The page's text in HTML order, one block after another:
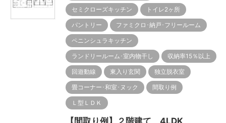
セミクローズキッチン トイレ2ヶ所
パントリー ファミクロ･納戸･フリールーム
ペニンシュラキッチン
ランドリールーム･室内物干し 収納率15％以上
回遊動線 東入り玄関 独立脱衣室
畳コーナー･和室･ヌック 間取り例
Ｌ型ＬＤＫ